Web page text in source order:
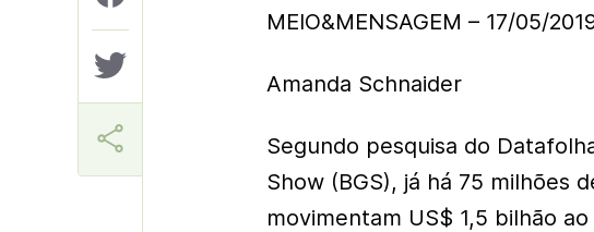
MEIO&MENSAGEM – 17/05/
Amanda Schnaider
Segundo pesquisa do
Show (BGS), já há 75 milhões
movimentam US$ 1,5 bilhão